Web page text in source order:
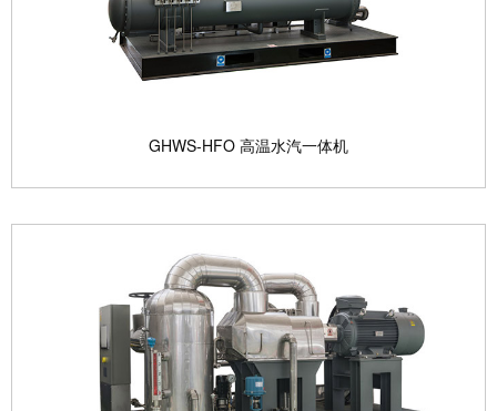
查看产品 
GHWS-HFO 高温水汽一体机
GHWS-HFO 高温水汽一体机
本产品可直接产出温度达到128℃的高温蒸汽，以满
足绝大多数工...
查看产品 